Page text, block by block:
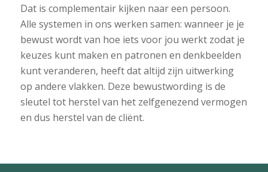
Dat is complementair kijken naar een persoon.
Alle systemen in ons werken samen: wanneer je je
bewust wordt van hoe iets voor jou werkt zodat je
keuzes kunt maken en patronen en denkbeelden
kunt veranderen, heeft dat altijd zijn uitwerking
op andere vlakken. Deze bewustwording is de
sleutel tot herstel van het zelfgenezend vermogen
en dus herstel van de cliënt.